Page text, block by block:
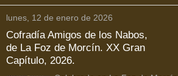
lunes, 12 de enero de 2026
Cofradía Amigos de los Nabos,
de La Foz de Morcín. XX Gran
Capítulo, 2026.